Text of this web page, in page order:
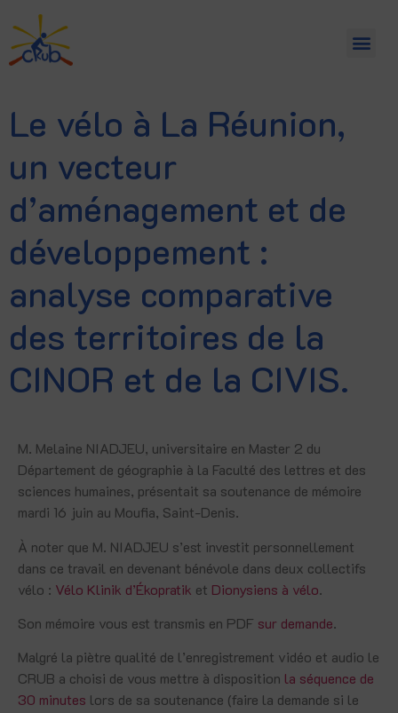
Le vélo à La Réunion,
un vecteur
d’aménagement et de
développement :
analyse comparative
des territoires de la
CINOR et de la CIVIS.
M. Melaine NIADJEU, universitaire en Master 2 du
Département de géographie à la Faculté des lettres et des
sciences humaines, présentait sa soutenance de mémoire
mardi 16 juin au Moufia, Saint-Denis.
À noter que M. NIADJEU s’est investit personnellement
dans ce travail en devenant bénévole dans deux collectifs
vélo : Vélo Klinik d’Ékopratik et Dionysiens à vélo.
Son mémoire vous est transmis en PDF sur demande.
Malgré la piètre qualité de l’enregistrement vidéo et audio le
CRUB a choisi de vous mettre à disposition la séquence de
30 minutes lors de sa soutenance (faire la demande si le